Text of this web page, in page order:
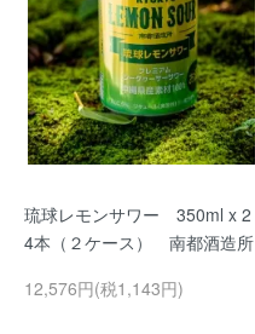
琉球レモンサワー 350ml x 2
4本（２ケース） 南都酒造所
12,576円(税1,143円)